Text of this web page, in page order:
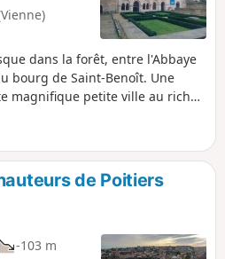
dans la forêt, entre l'Abbaye
bourg de Saint-Benoît. Une
magnifique petite ville au riche
de Poitiers
-103 m